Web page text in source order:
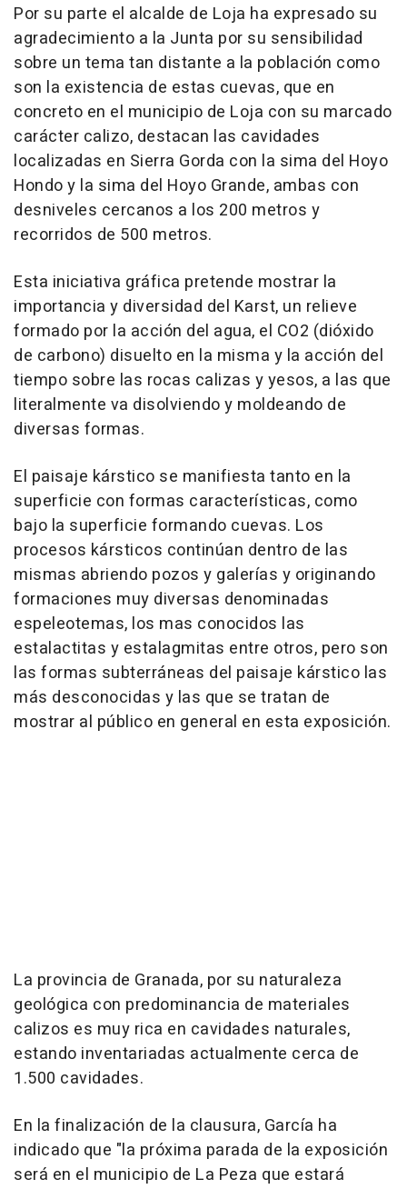
Por su parte el alcalde de Loja ha expresado su
agradecimiento a la Junta por su sensibilidad
sobre un tema tan distante a la población como
son la existencia de estas cuevas, que en
concreto en el municipio de Loja con su marcado
carácter calizo, destacan las cavidades
localizadas en Sierra Gorda con la sima del Hoyo
Hondo y la sima del Hoyo Grande, ambas con
desniveles cercanos a los 200 metros y
recorridos de 500 metros.
Esta iniciativa gráfica pretende mostrar la
importancia y diversidad del Karst, un relieve
formado por la acción del agua, el CO2 (dióxido
de carbono) disuelto en la misma y la acción del
tiempo sobre las rocas calizas y yesos, a las que
literalmente va disolviendo y moldeando de
diversas formas.
El paisaje kárstico se manifiesta tanto en la
superficie con formas características, como
bajo la superficie formando cuevas. Los
procesos kársticos continúan dentro de las
mismas abriendo pozos y galerías y originando
formaciones muy diversas denominadas
espeleotemas, los mas conocidos las
estalactitas y estalagmitas entre otros, pero son
las formas subterráneas del paisaje kárstico las
más desconocidas y las que se tratan de
mostrar al público en general en esta exposición.
La provincia de Granada, por su naturaleza
geológica con predominancia de materiales
calizos es muy rica en cavidades naturales,
estando inventariadas actualmente cerca de
1.500 cavidades.
En la finalización de la clausura, García ha
indicado que "la próxima parada de la exposición
será en el municipio de La Peza que estará